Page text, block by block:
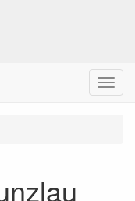
Menu